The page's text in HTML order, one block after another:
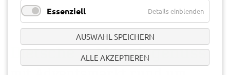
Dietsche´s Monatsgenuss
Essenziell Details einblenden
AUSWAHL SPEICHERN
ALLE AKZEPTIEREN